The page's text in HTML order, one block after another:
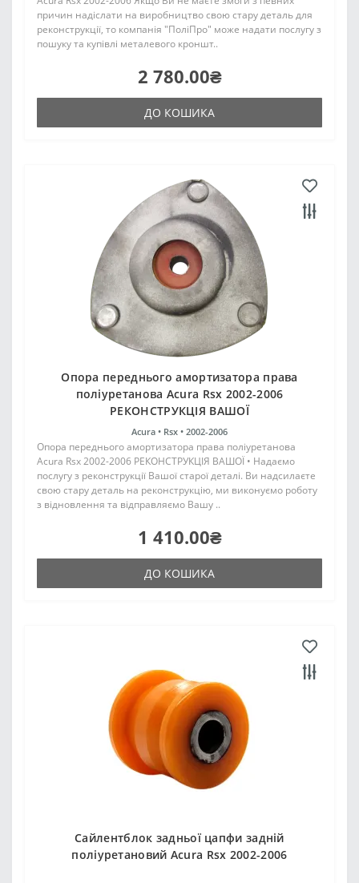
причин надіслати на виробництво свою стару деталь для
реконструкції, то компанія "ПоліПро" може надати послугу з
пошуку та купівлі металевого кроншт..
2 780.00₴
ДО КОШИКА
Опора переднього амортизатора права
поліуретанова Acura Rsx 2002-2006
РЕКОНСТРУКЦІЯ ВАШОЇ
Acura • Rsx • 2002-2006
Опора переднього амортизатора права поліуретанова
Acura Rsx 2002-2006 РЕКОНСТРУКЦІЯ ВАШОЇ • Надаємо
послугу з реконструкції Вашої старої деталі. Ви надсилаєте
свою стару деталь на реконструкцію, ми виконуємо роботу
з відновлення та відправляємо Вашу ..
1 410.00₴
ДО КОШИКА
Сайлентблок задньої цапфи задній
поліуретановий Acura Rsx 2002-2006